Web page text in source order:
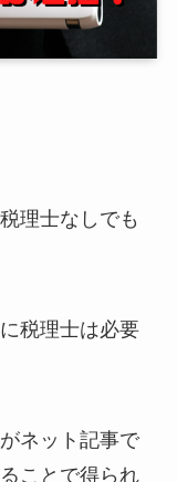
理士なしでも
税理士は必要
ネット記事で
ことで得られ